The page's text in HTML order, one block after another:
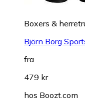
Boxers &
Björn Borg
fra
479 kr
hos Boozt.com